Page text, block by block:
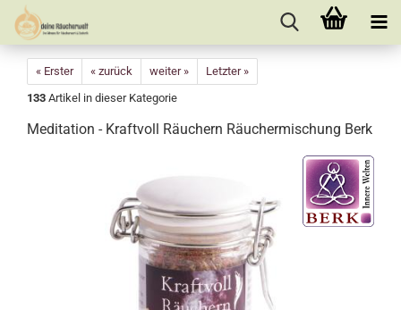
« Erster « zurück weiter »
Letzter »
133 Artikel in dieser Kategorie
Meditation - Kraftvoll Räuchern Räuchermischung Berk